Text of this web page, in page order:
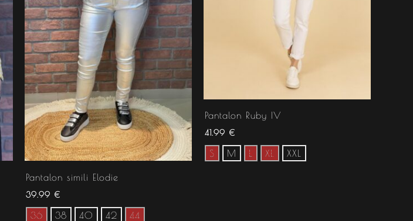
Pantalon simili Elodie
39.99 €
36 38 40 42 44
Pantalon Ruby IV
41.99 €
S M L XL XXL